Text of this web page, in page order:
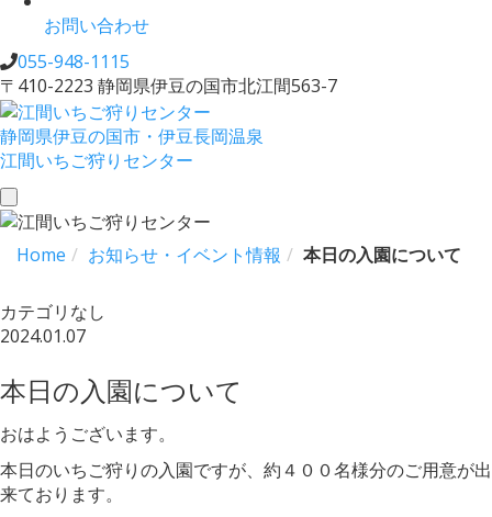
お問い合わせ
055-948-1115
〒410-2223 静岡県伊豆の国市北江間563-7
静岡県伊豆の国市・伊豆長岡温泉
江間いちご狩りセンター
toggle
navigation
Home
お知らせ・イベント情報 本日の入園について
カテゴリなし
2024.01.07
本日の入園について
おはようございます。
本日のいちご狩りの入園ですが、約４００名様分のご用意が出
来ております。